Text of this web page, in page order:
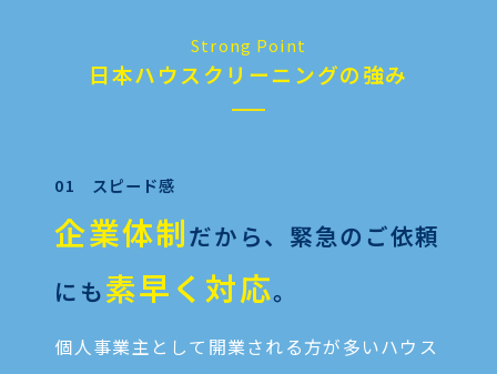
Strong Point
日本ハウスクリーニングの強み
01 スピード感
企業体制だから、 緊急のご依頼
にも素早く対応。
個人事業主として開業される方が多いハウス